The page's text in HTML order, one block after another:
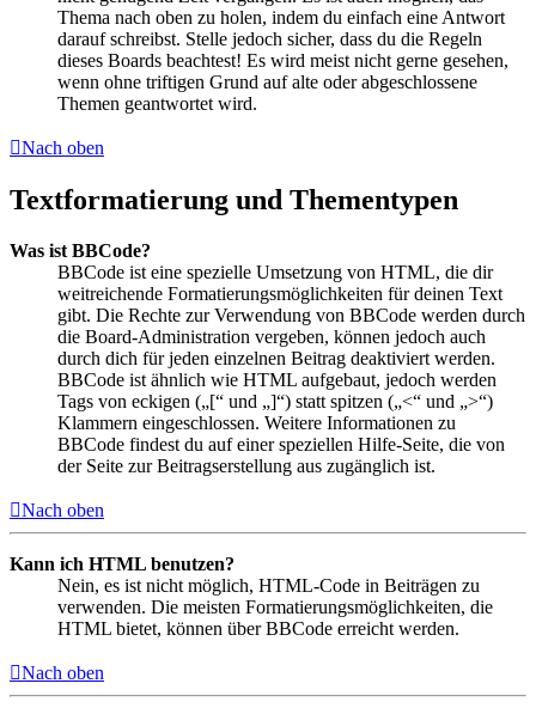
Thema nach oben zu holen, indem du einfach eine Antwort
darauf schreibst. Stelle jedoch sicher, dass du die Regeln
dieses Boards beachtest! Es wird meist nicht gerne gesehen,
wenn ohne triftigen Grund auf alte oder abgeschlossene
Themen geantwortet wird.
Nach oben
Textformatierung und Thementypen
Was ist BBCode?
BBCode ist eine spezielle Umsetzung von HTML, die dir
weitreichende Formatierungsmöglichkeiten für deinen Text
gibt. Die Rechte zur Verwendung von BBCode werden durch
die Board-Administration vergeben, können jedoch auch
durch dich für jeden einzelnen Beitrag deaktiviert werden.
BBCode ist ähnlich wie HTML aufgebaut, jedoch werden
Tags von eckigen („[“ und „]“) statt spitzen („<“ und „>“)
Klammern eingeschlossen. Weitere Informationen zu
BBCode findest du auf einer speziellen Hilfe-Seite, die von
der Seite zur Beitragserstellung aus zugänglich ist.
Nach oben
Kann ich HTML benutzen?
Nein, es ist nicht möglich, HTML-Code in Beiträgen zu
verwenden. Die meisten Formatierungsmöglichkeiten, die
HTML bietet, können über BBCode erreicht werden.
Nach oben